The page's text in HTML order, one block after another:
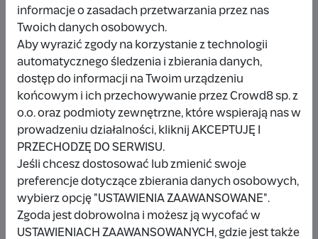
Udostępnij Zgłoś
Wpłacający/a
Kacper Łuczkowski
14 zł 3 tygodnie temu
Jakub Wach
informacje o zasadach przetwarzania przez nas
Twoich danych osobowych.
Aby wyrazić zgody na korzystanie z technologii
automatycznego śledzenia i zbierania danych,
dostęp do informacji na Twoim urządzeniu
końcowym i ich przechowywanie przez Crowd8 sp. z
o.o. oraz podmioty zewnętrzne, które wspierają nas w
prowadzeniu działalności, kliknij AKCEPTUJĘ I
PRZECHODZĘ DO SERWISU.
Jeśli chcesz dostosować lub zmienić swoje
preferencje dotyczące zbierania danych osobowych,
wybierz opcję "USTAWIENIA ZAAWANSOWANE".
Zgoda jest dobrowolna i możesz ją wycofać w
USTAWIENIACH ZAAWANSOWANYCH, gdzie jest także